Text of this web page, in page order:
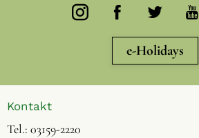
e-Holidays
Kontakt
Tel.: 03159-2220